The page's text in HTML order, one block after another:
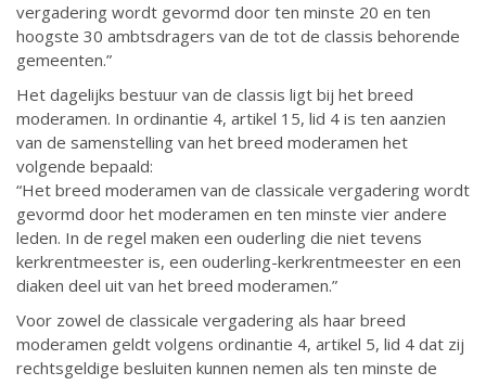
vergadering wordt gevormd door ten minste 20 en ten
hoogste 30 ambtsdragers van de tot de classis behorende
gemeenten.”
Het dagelijks bestuur van de classis ligt bij het breed
moderamen. In ordinantie 4, artikel 15, lid 4 is ten aanzien
van de samenstelling van het breed moderamen het
volgende bepaald:
“Het breed moderamen van de classicale vergadering wordt
gevormd door het moderamen en ten minste vier andere
leden. In de regel maken een ouderling die niet tevens
kerkrentmeester is, een ouderling-kerkrentmeester en een
diaken deel uit van het breed moderamen.”
Voor zowel de classicale vergadering als haar breed
moderamen geldt volgens ordinantie 4, artikel 5, lid 4 dat zij
rechtsgeldige besluiten kunnen nemen als ten minste de